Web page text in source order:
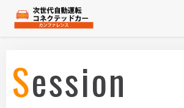
Session